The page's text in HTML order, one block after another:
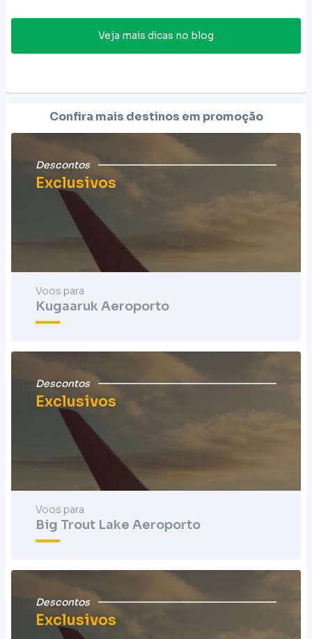
Veja mais dicas no blog
Confira mais destinos em promoção
Descontos
Exclusivos
Voos para
Kugaaruk Aeroporto
Descontos
Exclusivos
Voos para
Big Trout Lake Aeroporto
Descontos
Exclusivos